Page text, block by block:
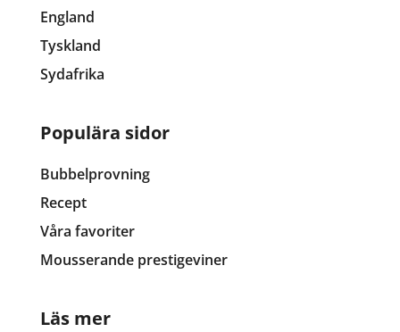
England
Tyskland
Sydafrika
Populära sidor
Bubbelprovning
Recept
Våra favoriter
Mousserande prestigeviner
Läs mer